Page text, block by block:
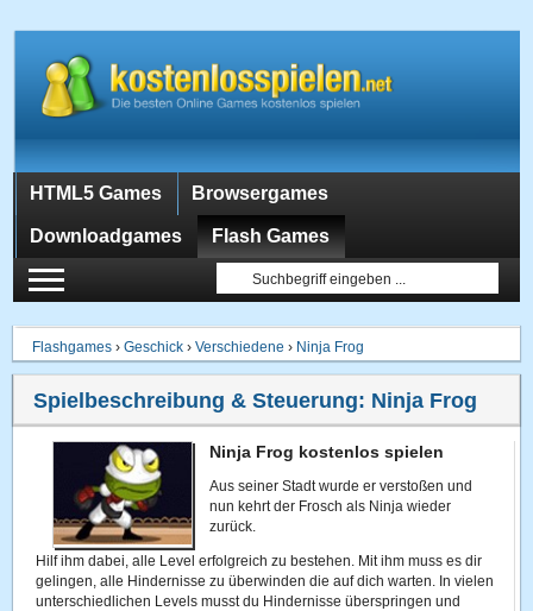
HTML5 Games Browsergames
Downloadgames Flash Games
Flashgames ›Geschick ›Verschiedene › Ninja Frog
Spielbeschreibung & Steuerung: Ninja Frog
Ninja Frog kostenlos spielen
Aus seiner Stadt wurde er verstoßen und
nun kehrt der Frosch als Ninja wieder
zurück.
Hilf ihm dabei, alle Level erfolgreich zu bestehen. Mit ihm muss es dir
gelingen, alle Hindernisse zu überwinden die auf dich warten. In vielen
unterschiedlichen Levels musst du Hindernisse überspringen und